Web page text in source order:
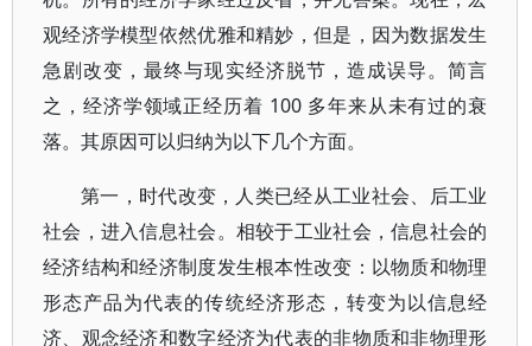
观经济学模型依然优雅和精妙，但是，因为数据发生
急剧改变，最终与现实经济脱节，造成误导。简言
之，经济学领域正经历着 100 多年来从未有过的衰
落。其原因可以归纳为以下几个方面。
第一，时代改变，人类已经从工业社会、后工业
社会，进入信息社会。相较于工业社会，信息社会的
经济结构和经济制度发生根本性改变：以物质和物理
形态产品为代表的传统经济形态，转变为以信息经
济、观念经济和数字经济为代表的非物质和非物理形